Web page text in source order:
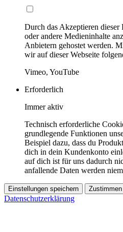
Durch das Akzeptieren
oder andere Medieninhalte
Anbietern gehostet werden.
wir auf dieser Webseite
Vimeo, YouTube
Erforderlich
Immer aktiv
Technisch erforderliche
grundlegende Funktionen
Beispiel dazu, dass du
dich in dein Kundenkonto
auf dich ist für uns dadurch
anfallende Daten werden
Einstellungen speichern Zustimmen
Datenschutzerklärung